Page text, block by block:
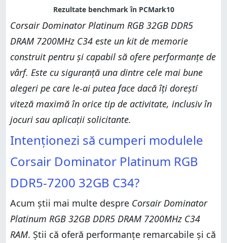
Corsair Dominator Platinum RGB 32GB DDR5
DRAM 7200MHz C34 este un kit de memorie
construit pentru și capabil să ofere performanțe de
vârf. Este cu siguranță una dintre cele mai bune
alegeri pe care le-ai putea face dacă îți dorești
viteză maximă în orice tip de activitate, inclusiv în
jocuri sau aplicații solicitante.
Intenționezi să cumperi modulele
Corsair Dominator Platinum RGB
DDR5-7200 32GB C34?
Acum știi mai multe despre Corsair Dominator
Platinum RGB 32GB DDR5 DRAM 7200MHz C34
RAM. Știi că oferă performanțe remarcabile și că